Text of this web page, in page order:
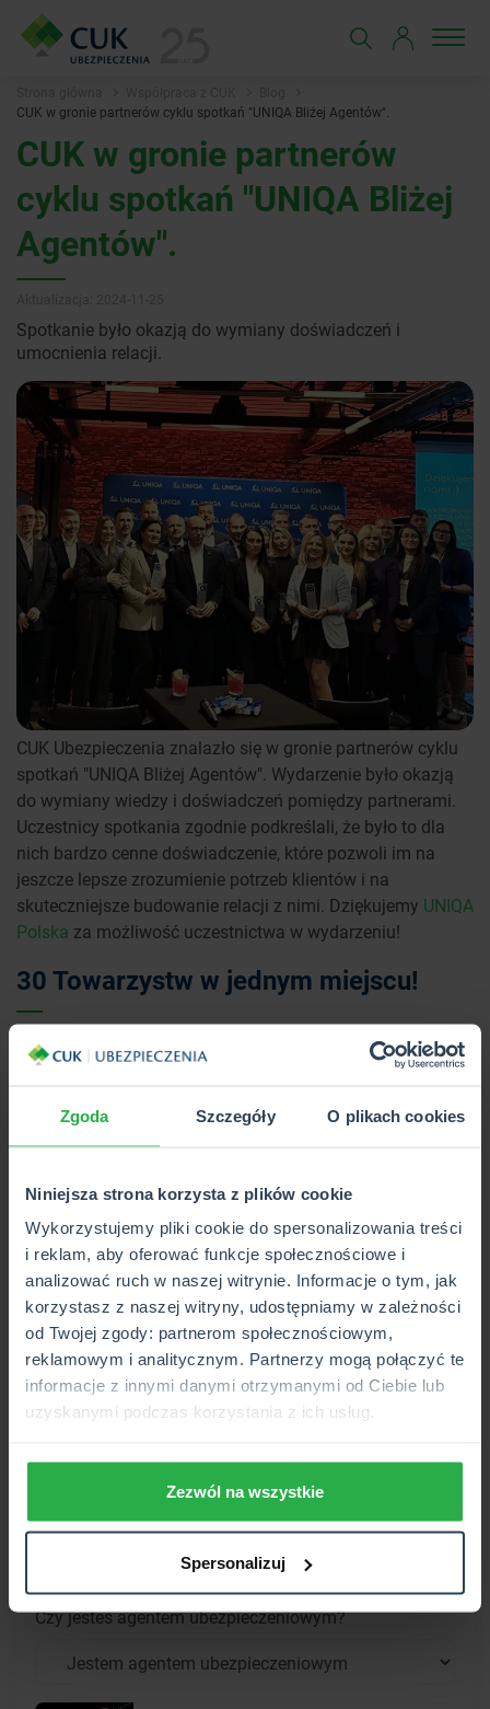
Zgoda Szczegóły O plikach cookies
Niniejsza strona korzysta z plików cookie
Wykorzystujemy pliki cookie do spersonalizowania treści
i reklam, aby oferować funkcje społecznościowe i
analizować ruch w naszej witrynie. Informacje o tym, jak
korzystasz z naszej witryny, udostępniamy w zależności
od Twojej zgody: partnerom społecznościowym,
reklamowym i analitycznym. Partnerzy mogą połączyć te
informacje z innymi danymi otrzymanymi od Ciebie lub
uzyskanymi podczas korzystania z ich usług.
Zezwól na wszystkie
Spersonalizuj
CUK w gronie partnerów cyklu spotkań "UNIQA Bliżej Agentów".
CUK w gronie partnerów
cyklu spotkań "UNIQA Bliżej
Agentów".
Spotkanie było okazją do wymiany doświadczeń i
umocnienia relacji.
CUK Ubezpieczenia znalazło się w gronie partnerów cyklu
spotkań "UNIQA Bliżej Agentów". Wydarzenie było okazją
do wymiany wiedzy i doświadczeń pomiędzy partnerami.
Uczestnicy spotkania zgodnie podkreślali, że było to dla
nich bardzo cenne doświadczenie, które pozwoli im na
jeszcze lepsze zrozumienie potrzeb klientów i na
skuteczniejsze budowanie relacji z nimi. Dziękujemy UNIQA
Polska za możliwość uczestnictwa w wydarzeniu!
30 Towarzystw w jednym miejscu!
CUK Ubezpieczenia dysponuje ofertą 30 Towarzystw
Ubezpieczeniowych, z którymi współpracuje. Wśród których
do nas!
Poznaj szczegóły współpracy
Zostaw kontakt, oddzwonimyod poniedziałku do
piątku w przeciągu 48h.Na adres e-mail będziemy
wysyłać ciekawe materiały dotyczące branży i
możliwej współpracy.
Czy jesteś agentem ubezpieczeniowym?